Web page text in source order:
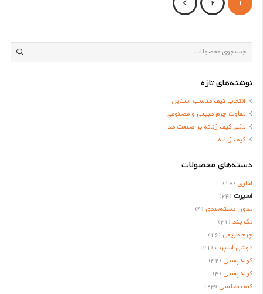
جستجو
نوشته‌های تازه
انتخاب کیف مناسب استایل
تفاوت چرم طبیعی و مصنوعی
تاثیر کیف زنانه بر صنعت مد
کیف زنانه
دسته‌های محصولات
اداری (18)
اسپرت (24)
بدون دسته‌بندی (4)
تک بند (21)
چرم طبیعی (16)
دوشی اسپرت (21)
کوله پشتی (42)
کوله پشتی (4)
کیف مجلسی (93)